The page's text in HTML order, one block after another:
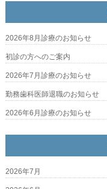
2026年8月診療のお知らせ
初診の方へのご案内
2026年7月診療のお知らせ
勤務歯科医師退職のお知らせ
2026年6月診療のお知らせ
2026年7月